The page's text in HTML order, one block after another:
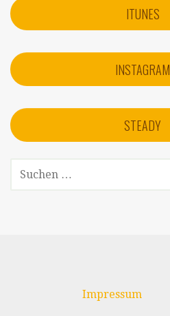
ITUNES
INSTAGRAM
STEADY
SUCHEN
NACH:
Impressum